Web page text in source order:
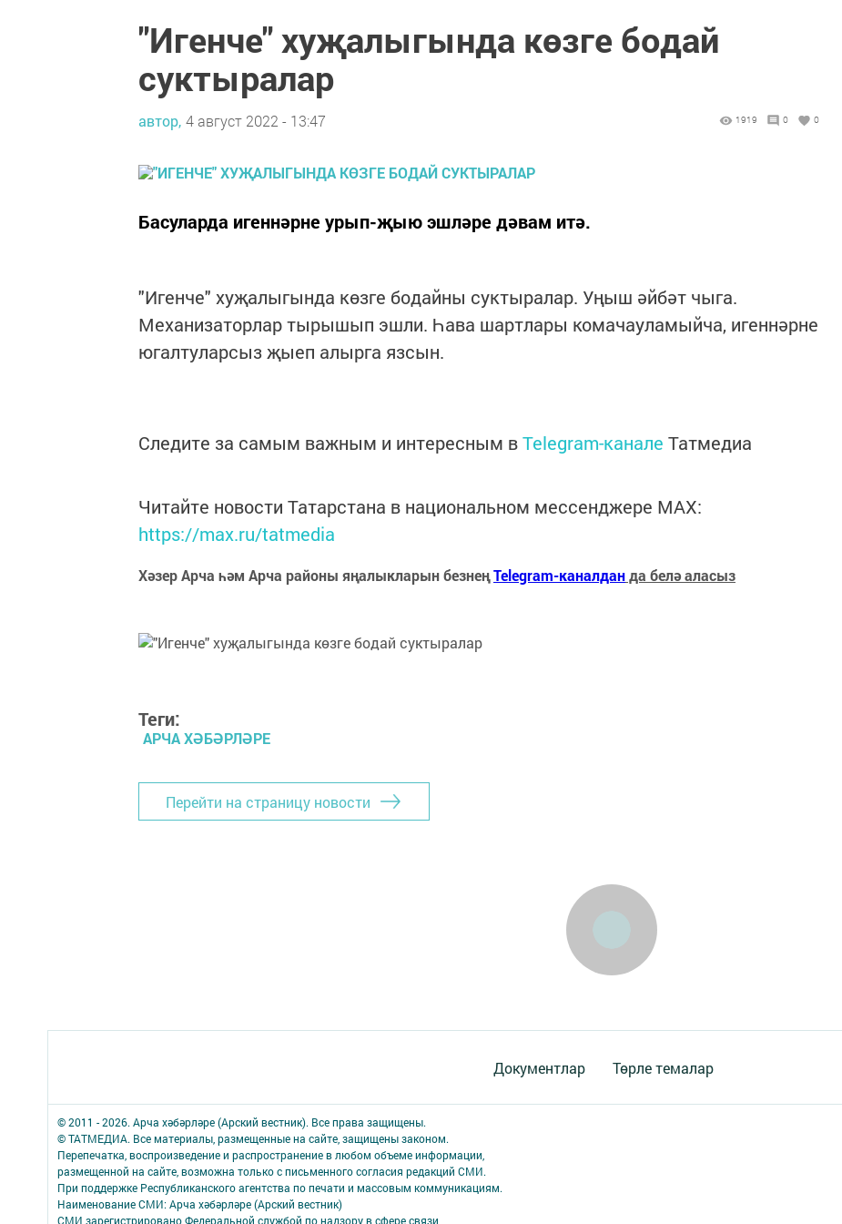
"Игенче" хуҗалыгында көзге бодай
суктыралар
автор, 4 август 2022 - 13:47 1919 0 0
Басуларда игеннәрне урып-җыю эшләре дәвам итә.
"Игенче" хуҗалыгында көзге бодайны суктыралар. Уңыш әйбәт чыга.
Механизаторлар тырышып эшли. Һава шартлары комачауламыйча, игеннәрне
югалтуларсыз җыеп алырга язсын.
Следите за самым важным и интересным вTelegram-канале Татмедиа
Читайте новости Татарстана в национальном мессенджере MАХ:
https://max.ru/tatmedia
Хәзер Арча һәм Арча районы яңалыкларын безнеңTelegram-каналданда белә аласыз
Теги:
АРЧА ХӘБӘРЛӘРЕ
Перейти на страницу новости
Документлар Төрле темалар
© 2011 - 2026. Арча хәбәрләре (Арский вестник). Все права защищены.
© ТАТМЕДИА. Все материалы, размещенные на сайте, защищены законом.
Перепечатка, воспроизведение и распространение в любом объеме информации,
размещенной на сайте, возможна только с письменного согласия редакций СМИ.
При поддержке Республиканского агентства по печати и массовым коммуникациям.
Наименование СМИ: Арча хәбәрләре (Арский вестник)
СМИ зарегистрировано Федеральной службой по надзору в сфере связи,